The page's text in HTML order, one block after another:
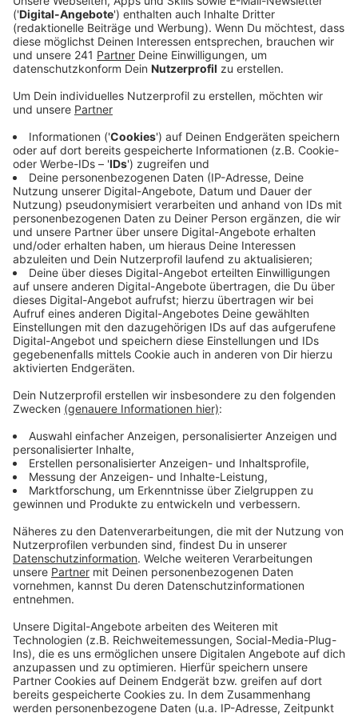
Anzeige
"10:35" ist Teil einer internationalen Marketing-
Kampagne für das neue Atlantis The Royal Luxus
Resort in Dubai und nimmt Bezug auf die Uhrzeit, zu
Aufregung, die dadurch empfunden wird. Das
Musikvideo, bei dem Courtney Phillips Regie führt,
führt durch das Resort und zeigt Tiësto bei seinem
Auftritt auf dem Rooftop des Resorts.
Anzeige
Wir benötigen Ihre
Zustimmung, um den YouTube
Video-Service zu laden!
Wir verwenden einen Service eines
Drittanbieters, um Videoinhalte
einzubetten. Dieser Service kann
Daten zu Ihren Aktivitäten
sammeln. Bitte lesen Sie die
Details durch und stimmen Sie der
Nutzung des Service zu, um dieses
Video anzusehen.
Mehr Informationen
Akzeptieren
powered byUsercentrics Consent
Management Platform
Das offizielle Musikvideo von Tiesto und Tate McRae
Anzeige